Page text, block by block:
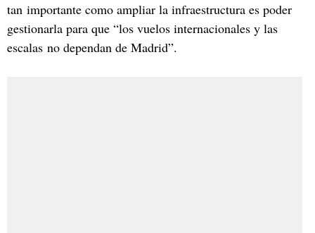
tan importante como ampliar la infraestructura es poder
gestionarla para que “los vuelos internacionales y las
escalas no dependan de Madrid”.